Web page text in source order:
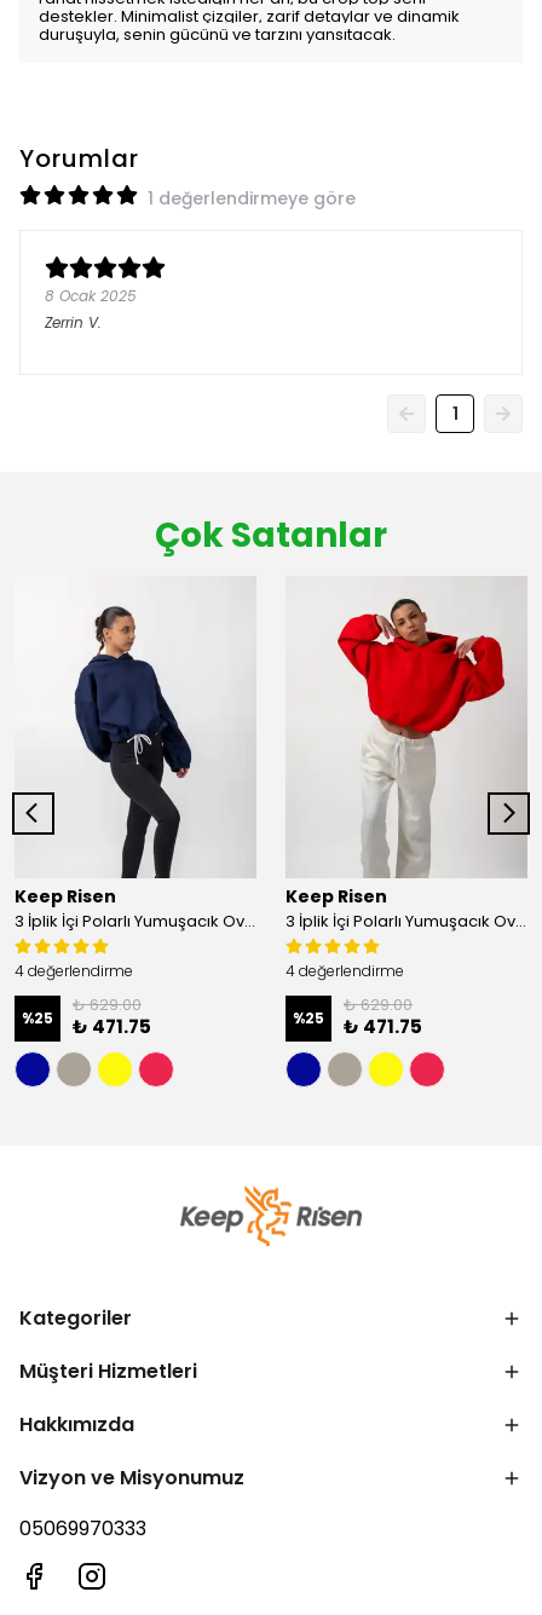
destekler. Minimalist çizgiler, zarif detaylar ve dinamik
duruşuyla, senin gücünü ve tarzını yansıtacak.
Yorumlar
1 değerlendirmeye göre
8 Ocak 2025
Zerrin V.
1
Çok Satanlar
Keep Risen
3 İplik İçi Polarlı Yumuşacık Oversize Kadın Crop Sweatshirt - Lacivert
4 değerlendirme
%25
₺ 629.00
₺ 471.75
Keep Risen
3 İplik İçi Polarlı Yumuşacık Oversize Kadın Crop Sweatshirt - Mercan
4 değerlendirme
%25
₺ 629.00
₺ 471.75
Kategoriler
Müşteri Hizmetleri
Hakkımızda
Vizyon ve Misyonumuz
05069970333